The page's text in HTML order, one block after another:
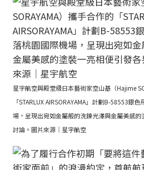
星宇航空與殿堂級日本藝術家空山基（Hajime
「STARLUX AIRSORAYAMA」計劃B-58553銀
場，呈現出宛如金屬般的洗鍊光澤與金屬美感
討論。圖片來源｜星宇航空